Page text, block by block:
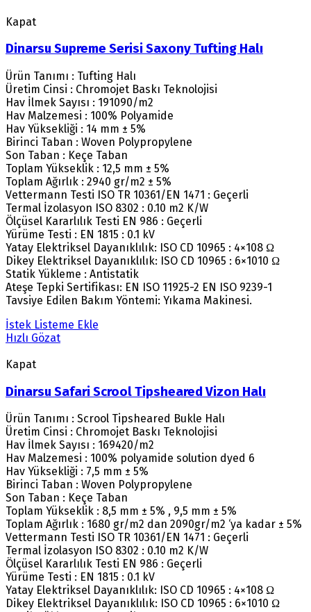
Kapat
Dinarsu Supreme Serisi Saxony Tufting Halı
Ürün Tanımı : Tufting Halı
Üretim Cinsi : Chromojet Baskı Teknolojisi
Hav İlmek Sayısı : 191090/m2
Hav Malzemesi : 100% Polyamide
Hav Yüksekliği : 14 mm ± 5%
Birinci Taban : Woven Polypropylene
Son Taban : Keçe Taban
Toplam Yükseklik : 12,5 mm ± 5%
Toplam Ağırlık : 2940 gr/m2 ± 5%
Vettermann Testi ISO TR 10361/EN 1471 : Geçerli
Termal İzolasyon ISO 8302 : 0.10 m2 K/W
Ölçüsel Kararlılık Testi EN 986 : Geçerli
Yürüme Testi : EN 1815 : 0.1 kV
Yatay Elektriksel Dayanıklılık: ISO CD 10965 : 4×108 Ω
Dikey Elektriksel Dayanıklılık: ISO CD 10965 : 6×1010 Ω
Statik Yükleme : Antistatik
Ateşe Tepki Sertifikası: EN ISO 11925-2 EN ISO 9239-1
Tavsiye Edilen Bakım Yöntemi: Yıkama Makinesi.
İstek Listeme Ekle
Hızlı Gözat
Kapat
Dinarsu Safari Scrool Tipsheared Vizon Halı
Ürün Tanımı : Scrool Tipsheared Bukle Halı
Üretim Cinsi : Chromojet Baskı Teknolojisi
Hav İlmek Sayısı : 169420/m2
Hav Malzemesi : 100% polyamide solution dyed 6
Hav Yüksekliği : 7,5 mm ± 5%
Birinci Taban : Woven Polypropylene
Son Taban : Keçe Taban
Toplam Yükseklik : 8,5 mm ± 5% , 9,5 mm ± 5%
Toplam Ağırlık : 1680 gr/m2 dan 2090gr/m2 ‘ya kadar ± 5%
Vettermann Testi ISO TR 10361/EN 1471 : Geçerli
Termal İzolasyon ISO 8302 : 0.10 m2 K/W
Ölçüsel Kararlılık Testi EN 986 : Geçerli
Yürüme Testi : EN 1815 : 0.1 kV
Yatay Elektriksel Dayanıklılık: ISO CD 10965 : 4×108 Ω
Dikey Elektriksel Dayanıklılık: ISO CD 10965 : 6×1010 Ω